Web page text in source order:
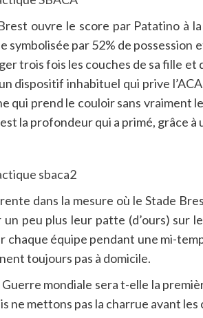
ouvre le score par Patatino à
par 52% de possession
trois fois les couches de sa fille
dispositif inhabituel qui prive
prend le couloir sans vraiment
la profondeur qui a primé, grâce
dans la mesure où le Stade
peu plus leur patte (d’ours)
équipe pendant une mi-
toujours pas à domicile.
mondiale sera t-elle la
ne mettons pas la charrue avant les